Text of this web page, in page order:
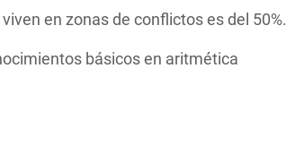
en zonas de conflictos es del 50%.
básicos en aritmética